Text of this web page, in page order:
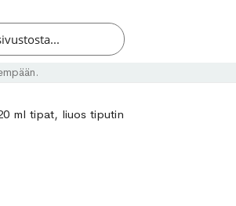
ml tipat, liuos tiputin